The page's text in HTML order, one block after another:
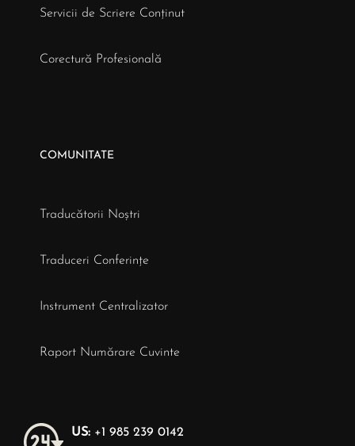
Servicii de Scriere Conținut
Corectură Profesională
COMUNITATE
Traducătorii Noștri
Traduceri Conferințe
Instrument Centralizator
Raport Numărare Cuvinte
US: +1 985 239 0142